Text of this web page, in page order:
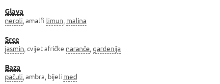
Glava
neroli , amalfi limun malina
Srce
jasmin , cvijet afričke naranče gardenija
Baza
pačuli , ambra, bijeli med